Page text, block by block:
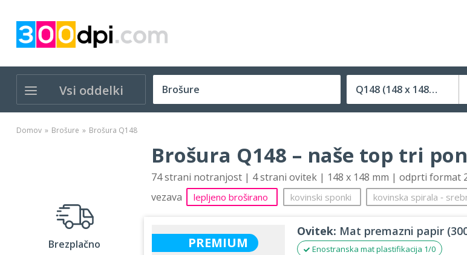
Vsi oddelki Q148 (148 x 148 mm)
Velikost (zaprte) tiskovine
Domov Brošure Brošura Q148
Brezplačno
Brošura Q148 – naše top tri
74 strani notranjost | 4 strani ovitek | 148 x 148 mm | odprti format
vezava
lepljeno broširano kovinski sponki kovinska spirala ‐
PREMIUM
Ovitek: Mat premazni papir
Enostranska mat plastifikacija 1/0